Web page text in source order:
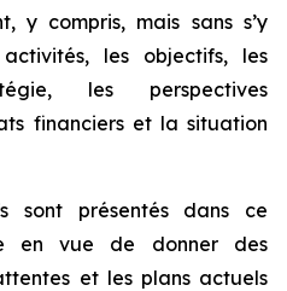
y compris, mais sans s’y
les objectifs, les
les perspectives
financiers et la situation
sont présentés dans ce
en vue de donner des
et les plans actuels